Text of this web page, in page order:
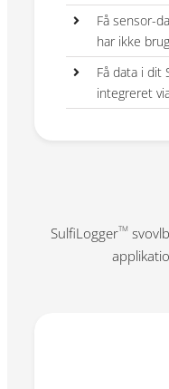
Få sensor-
har ikke
Få data i dit
integreret
SulfiLoggerTM